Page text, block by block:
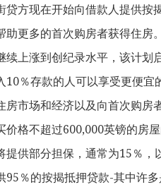
方现在开始向借款人提供按
更多的首次购房者获得住房。
上涨到创纪录水平，该计划启
％存款的人可以享受更便宜
市场和经济以及向首次购房
格不超过600,000英镑的房
供部分担保，通常为15％，
％的按揭抵押贷款-其中许多